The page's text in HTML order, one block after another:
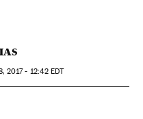
2017 - 12:42 EDT